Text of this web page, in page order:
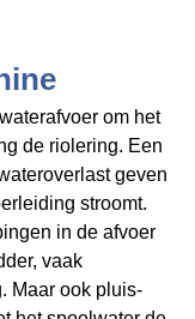
om het
de riolering. Een
geven
stroomt.
in de afvoer
vaak
Maar ook pluis-